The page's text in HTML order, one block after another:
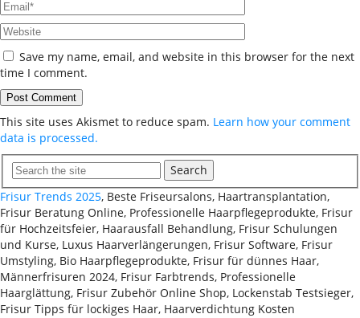
Save my name, email, and website in this browser for the next
time I comment.
This site uses Akismet to reduce spam. Learn how your comment
data is processed.
Search
Frisur Trends 2025, Beste Friseursalons, Haartransplantation,
Frisur Beratung Online, Professionelle Haarpflegeprodukte, Frisur
für Hochzeitsfeier, Haarausfall Behandlung, Frisur Schulungen
und Kurse, Luxus Haarverlängerungen, Frisur Software, Frisur
Umstyling, Bio Haarpflegeprodukte, Frisur für dünnes Haar,
Männerfrisuren 2024, Frisur Farbtrends, Professionelle
Haarglättung, Frisur Zubehör Online Shop, Lockenstab Testsieger,
Frisur Tipps für lockiges Haar, Haarverdichtung Kosten